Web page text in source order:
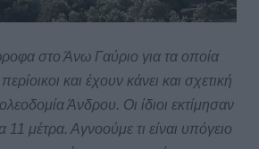
στο Άνω Γαύριο για τα οποία
και έχουν κάνει και σχετική
Άνδρου. Οι ίδιοι εκτίμησαν
11 μέτρα. Αγνοούμε τι είναι υπόγειο